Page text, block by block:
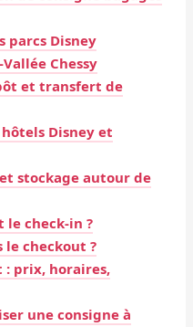
parcs Disney
Chessy
et transfert de
Disney et
stockage autour de
le check-in ?
le checkout ?
: prix, horaires,
une consigne à